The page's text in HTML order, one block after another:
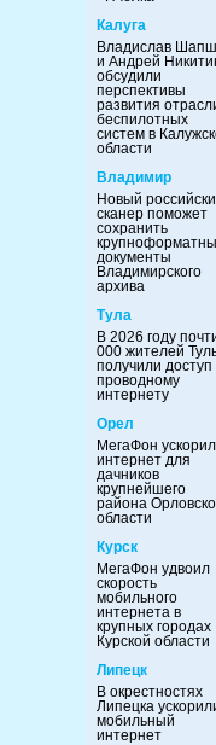
Калуга
Владислав
и Андрей
обсудили
перспективы
развития
беспилотных
систем в
области
Владимир
Новый
сканер поможет
сохранить
документы
Владимирского
архива
Тула
В 2026 году
000 жителей
получили доступ
проводному
интернету
Орел
МегаФон ускорил
интернет для
дачников
крупнейшего
района
области
Курск
МегаФон удвоил
скорость
мобильного
интернета в
крупных городах
Курской области
Липецк
В окрестностях
Липецка
мобильный
интернет